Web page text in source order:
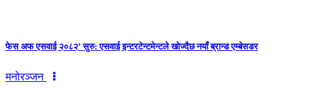
फेस अफ एसवाई २०८२’ सुरु: एसवाई इन्टरटेन्टमेन्टले खोज्दैछ नयाँ ब्रान्ड एम्बेसडर
मनोरञ्जन